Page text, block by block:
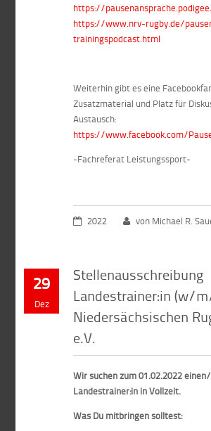
https://
https://www.nrv-rugby.de/
trainingspodcast.html
Weiterhin gibt es eine
Zusatzmaterial und Platz für
Austausch:
https://www.facebook.com/
-Fachreferat Leistungssport-
2022 von Michael R.
29
Dez
Stellenausschreibung
Landestrainer:in (w/
Niedersächsischen
e.V.
Wir suchen zum 01.02.2022
Landestrainer:in in Vollzeit.
Was Du mitbringen solltest: